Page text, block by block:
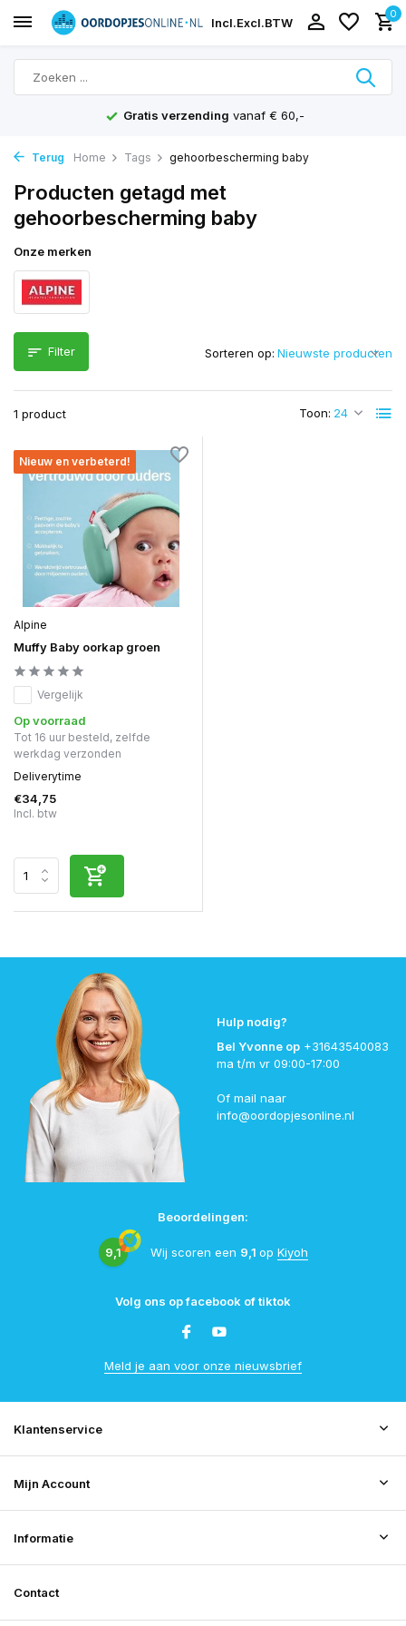
Incl.Excl.BTW
0
Gratis verzending vanaf € 60,-
Terug Home Tags gehoorbescherming baby
Producten getagd met
gehoorbescherming baby
Onze merken
Filter
1 product Toon:
Sorteren op:
Nieuw en verbeterd!
Alpine
Muffy Baby oorkap groen
Vergelijk
Op voorraad
Tot 16 uur besteld, zelfde
werkdag verzonden
Deliverytime
€34,75
Incl. btw
Hulp nodig?
Bel Yvonne op +31643540083
ma t/m vr 09:00-17:00
Of mail naar
info@oordopjesonline.nl
Beoordelingen:
9,1 Wij scoren een 9,1 op Kiyoh
Volg ons op facebook of tiktok
Meld je aan voor onze nieuwsbrief
Klantenservice
Mijn Account
Informatie
Contact